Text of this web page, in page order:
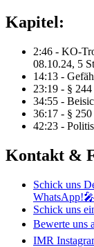
Kapitel:
2:46 - KO-
08.10.24, 5
14:13 -
23:19 - §
34:55 -
36:17 - §
42:23 -
Kontakt &
Schick uns
Schick uns
Bewerte uns
IMR